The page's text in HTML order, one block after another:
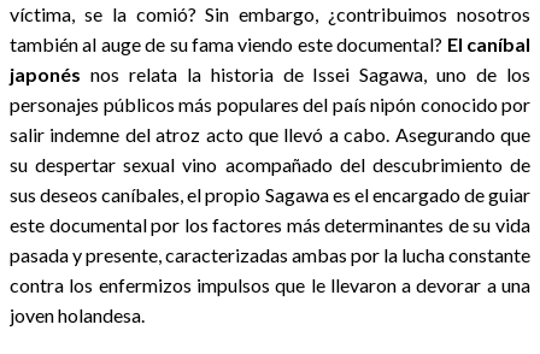
víctima, se la comió? Sin embargo, ¿contribuimos nosotros
también al auge de su fama viendo este documental? El caníbal
japonés nos relata la historia de Issei Sagawa, uno de los
personajes públicos más populares del país nipón conocido por
salir indemne del atroz acto que llevó a cabo. Asegurando que
su despertar sexual vino acompañado del descubrimiento de
sus deseos caníbales, el propio Sagawa es el encargado de guiar
este documental por los factores más determinantes de su vida
pasada y presente, caracterizadas ambas por la lucha constante
contra los enfermizos impulsos que le llevaron a devorar a una
joven holandesa.